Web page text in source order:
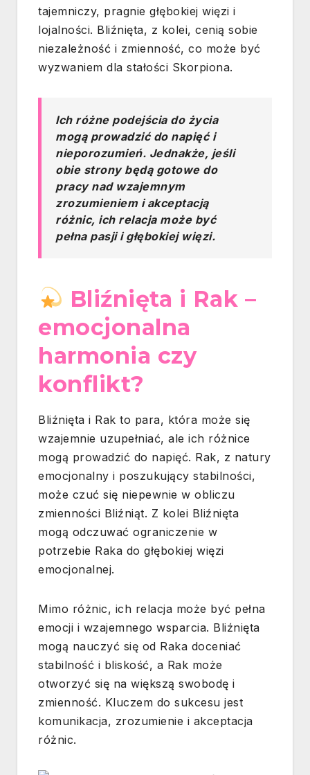
tajemniczy, pragnie głębokiej więzi i
lojalności. Bliźnięta, z kolei, cenią sobie
niezależność i zmienność, co może być
wyzwaniem dla stałości Skorpiona.
Ich różne podejścia do życia
mogą prowadzić do napięć i
nieporozumień. Jednakże, jeśli
obie strony będą gotowe do
pracy nad wzajemnym
zrozumieniem i akceptacją
różnic, ich relacja może być
pełna pasji i głębokiej więzi.
Bliźnięta i Rak –
emocjonalna
harmonia czy
konflikt?
Bliźnięta i Rak to para, która może się
wzajemnie uzupełniać, ale ich różnice
mogą prowadzić do napięć. Rak, z natury
emocjonalny i poszukujący stabilności,
może czuć się niepewnie w obliczu
zmienności Bliźniąt. Z kolei Bliźnięta
mogą odczuwać ograniczenie w
potrzebie Raka do głębokiej więzi
emocjonalnej.
Mimo różnic, ich relacja może być pełna
emocji i wzajemnego wsparcia. Bliźnięta
mogą nauczyć się od Raka doceniać
stabilność i bliskość, a Rak może
otworzyć się na większą swobodę i
zmienność. Kluczem do sukcesu jest
komunikacja, zrozumienie i akceptacja
różnic.